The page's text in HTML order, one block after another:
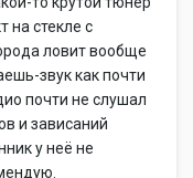
на стекле с
ловит вообще
звук как почти
почти не слушал
и зависаний
у неё не